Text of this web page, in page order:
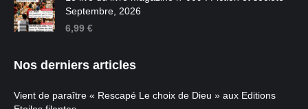
Septembre, 2026
6,99 €
Nos derniers articles
Vient de paraître « Rescapé Le choix de Dieu » aux Editions